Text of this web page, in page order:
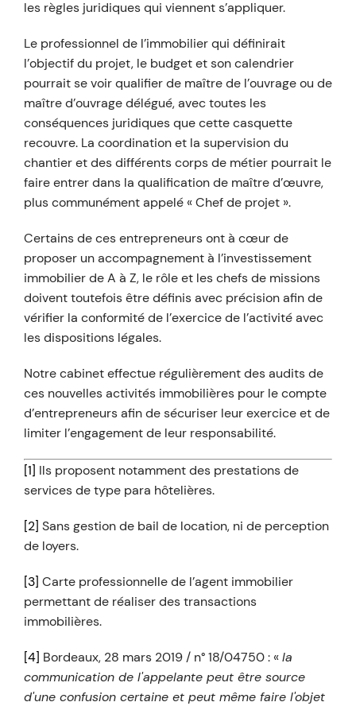
les règles juridiques qui viennent s’appliquer.
Le professionnel de l’immobilier qui définirait
l’objectif du projet, le budget et son calendrier
pourrait se voir qualifier de maître de l’ouvrage ou de
maître d’ouvrage délégué, avec toutes les
conséquences juridiques que cette casquette
recouvre. La coordination et la supervision du
chantier et des différents corps de métier pourrait le
faire entrer dans la qualification de maître d’œuvre,
plus communément appelé « Chef de projet ».
Certains de ces entrepreneurs ont à cœur de
proposer un accompagnement à l’investissement
immobilier de A à Z, le rôle et les chefs de missions
doivent toutefois être définis avec précision afin de
vérifier la conformité de l’exercice de l’activité avec
les dispositions légales.
Notre cabinet effectue régulièrement des audits de
ces nouvelles activités immobilières pour le compte
d’entrepreneurs afin de sécuriser leur exercice et de
limiter l’engagement de leur responsabilité.
[1] Ils proposent notamment des prestations de
services de type para hôtelières.
[2] Sans gestion de bail de location, ni de perception
de loyers.
[3] Carte professionnelle de l’agent immobilier
permettant de réaliser des transactions
immobilières.
[4] Bordeaux, 28 mars 2019 / n° 18/04750 : «la
communication de l'appelante peut être source
d'une confusion certaine et peut même faire l'objet